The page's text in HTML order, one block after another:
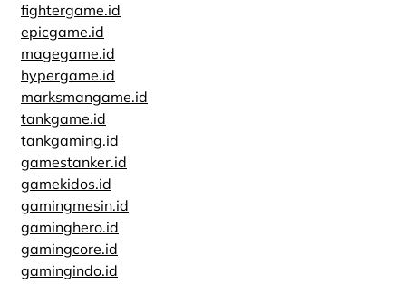
fightergame.id
epicgame.id
magegame.id
hypergame.id
marksmangame.id
tankgame.id
tankgaming.id
gamestanker.id
gamekidos.id
gamingmesin.id
gaminghero.id
gamingcore.id
gamingindo.id